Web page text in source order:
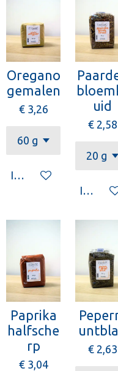
Oregano
gemalen
€ 3,26
In winkelwagen
uid
€ 2,58
In
Paprika
halfsche
rp
€ 3,04
€ 2,63